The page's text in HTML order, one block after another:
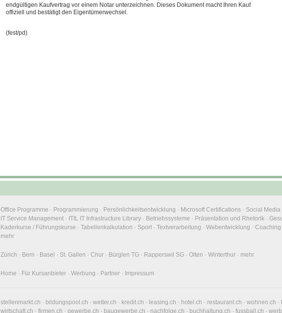
endgültigen Kaufvertrag vor einem Notar unterzeichnen. Dieses Dokument macht Ihren Kauf
offiziell und bestätigt den Eigentümerwechsel.
(fest/pd)
Office Programme · Programmierung · Persönlichkeitsentwicklung · Microsoft Certifications · Social Media
IT Service Management · ITIL IT Infrastructure Library · Betriebssysteme · Präsentation und Rhetorik ·
Kaderkurse / Führungskurse · Tabellenkalkulation · Sport · Textverarbeitung · Webentwicklung · Coaching
mehr
Zürich · Bern · Basel · St. Gallen · Chur · Bürglen TG · Rapperswil SG · Olten · Winterthur · mehr
Home · Für Kursanbieter · Werbung · Partner · Impressum
stellenmarkt.ch · bildungspool.ch · wetter.ch · kredit.ch · leasing.ch · hotel.ch · restaurant.ch · wohnen.ch ·
wirtschaft.ch · firmen.ch · gewerbe.ch · baugewerbe.ch · nachfolge.ch · buchhaltung.ch · fussball.ch ·